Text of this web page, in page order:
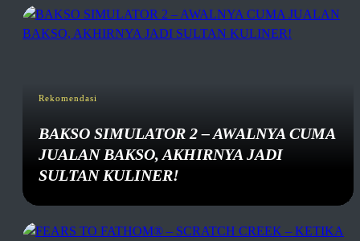
Rekomendasi
BAKSO SIMULATOR 2 – AWALNYA CUMA
JUALAN BAKSO, AKHIRNYA JADI
SULTAN KULINER!